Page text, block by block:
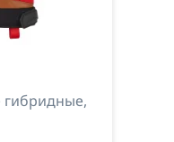
гибридные,